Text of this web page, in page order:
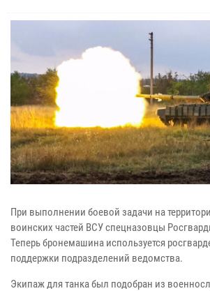
При выполнении боевой задачи на
воинских частей ВСУспецназовцы
Теперь бронемашина используется
поддержки подразделений ведомства.
Экипаж для танка был подобран из